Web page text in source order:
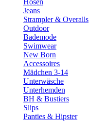
Hosen
Jeans
Strampler & Overalls
Outdoor
Bademode
Swimwear
New Born
Accessoires
Mädchen 3-14
Unterwäsche
Unterhemden
BH & Bustiers
Slips
Panties & Hipster